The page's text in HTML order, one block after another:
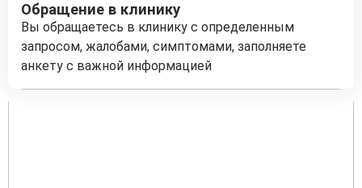
Обращение в клинику
Вы обращаетесь в клинику с определенным
запросом, жалобами, симптомами, заполняете
анкету с важной информацией